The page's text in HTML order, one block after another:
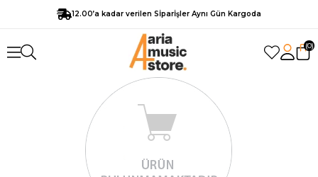
12.00’a kadar verilen Sİparİşler Aynı Gün Kargoda
0